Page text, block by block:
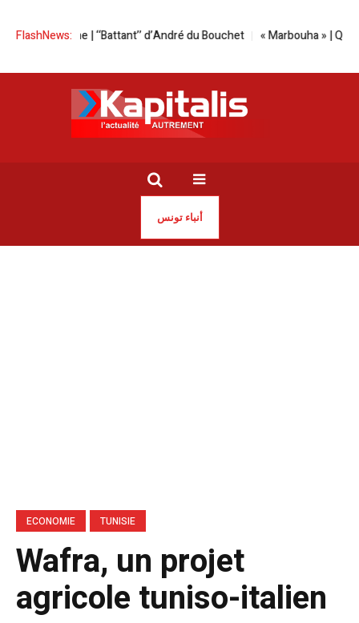
FlashNews:| ‘‘Battant’’ d’André du Bouchet « Marbouha » | Quand le
أنباء تونس
ECONOMIE TUNISIE
Wafra, un projet
agricole tuniso-italien